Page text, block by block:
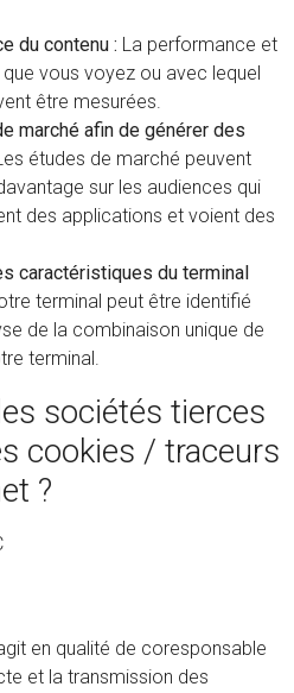
du contenu : La performance et
vous voyez ou avec lequel
être mesurées.
marché afin de générer des
études de marché peuvent
sur les audiences qui
des applications et voient des
caractéristiques du terminal
terminal peut être identifié
de la combinaison unique de
terminal.
sociétés tierces
cookies / traceurs
?
en qualité de coresponsable
et la transmission des